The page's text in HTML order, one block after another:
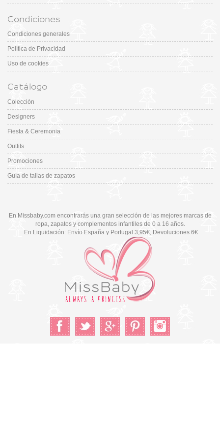
Condiciones
Condiciones generales
Política de Privacidad
Uso de cookies
Catálogo
Colección
Designers
Fiesta & Ceremonia
Outfits
Promociones
Guía de tallas de zapatos
En Missbaby.com encontrarás una gran selección de las mejores marcas de
ropa, zapatos y complementos infantiles de 0 a 16 años.
En Liquidación: Envío España y Portugal 3,95€, Devoluciones 6€